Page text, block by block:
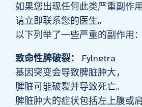
如果您出现任何此类严重副作用
请立即联系您的医生。
以下列举了一些严重的副作用：
致命性脾破裂：
Fylnetra
基因突变会导致脾脏肿大，
脾脏可能破裂并导致死亡。
脾脏肿大的症状包括左上腹或